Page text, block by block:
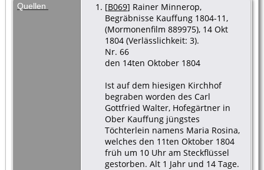
Quellen [B069] Rainer Minnerop,
Begräbnisse Kauffung 1804-11,
(Mormonenfilm 889975), 14 Okt
1804 (Verlässlichkeit: 3).
Nr. 66
den 14ten Oktober 1804
Ist auf dem hiesigen Kirchhof
begraben worden des Carl
Gottfried Walter, Hofegärtner in
Ober Kauffung jüngstes
Töchterlein namens Maria Rosina,
welches den 11ten Oktober 1804
früh um 10 Uhr am Steckflüssel
gestorben. Alt 1 Jahr und 14 Tage.